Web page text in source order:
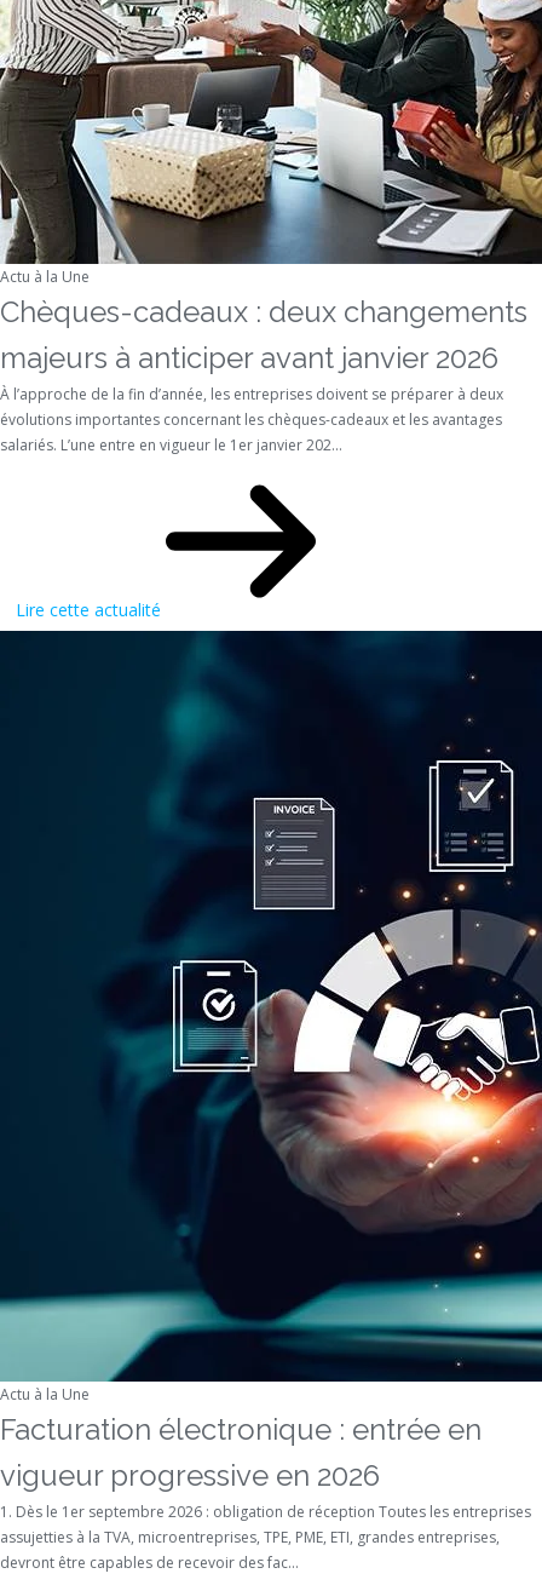
Actu à la Une
Chèques-cadeaux : deux changements
majeurs à anticiper avant janvier 2026
À l’approche de la fin d’année, les entreprises doivent se préparer à deux
évolutions importantes concernant les chèques-cadeaux et les avantages
salariés. L’une entre en vigueur le 1er janvier 202...
Lire cette actualité
Actu à la Une
Facturation électronique : entrée en
vigueur progressive en 2026
1. Dès le 1er septembre 2026 : obligation de réception Toutes les entreprises
assujetties à la TVA, microentreprises, TPE, PME, ETI, grandes entreprises,
devront être capables de recevoir des fac...